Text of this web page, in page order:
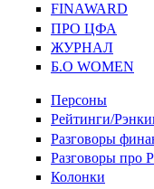
FINAWARD
ПРО ЦФА
ЖУРНАЛ
Б.О WOMEN
Персоны
Рейтинги/
Разговоры
Разговоры про
Колонки